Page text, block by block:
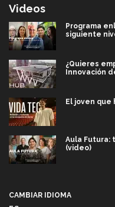
Videos
Programa
siguiente
¿Quieres
Innovación
El joven que
Aula Futura:
(video)
CAMBIAR IDIOMA